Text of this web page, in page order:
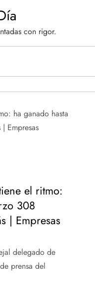
con rigor.
el ritmo:
308
| Empresas
delegado de
prensa del